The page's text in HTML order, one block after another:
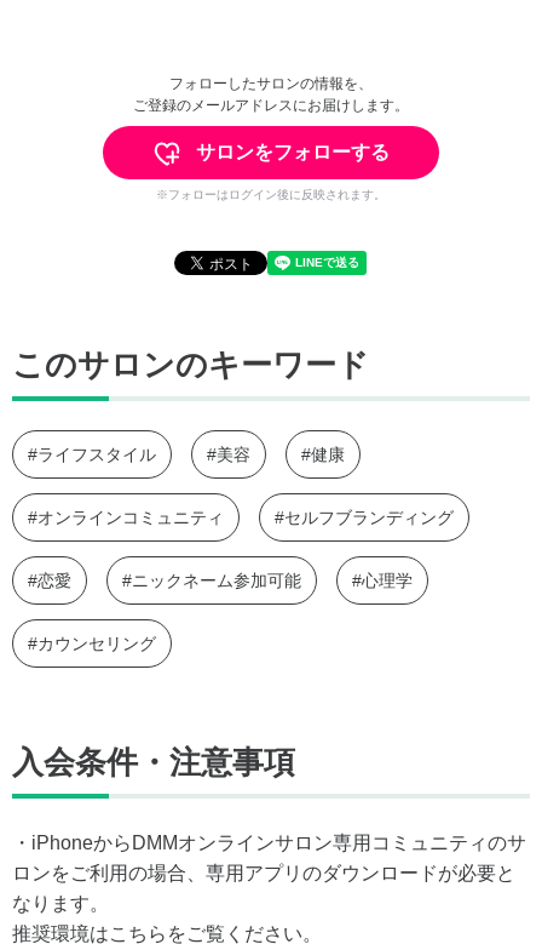
フォローしたサロンの情報を、
ご登録のメールアドレスにお届けします。
サロンをフォローする
※フォローはログイン後に反映されます。
このサロンのキーワード
#ライフスタイル #美容 #健康
#オンラインコミュニティ #セルフブランディング
#恋愛 #ニックネーム参加可能 #心理学
#カウンセリング
入会条件・注意事項
・iPhoneからDMMオンラインサロン専用コミュニティのサ
ロンをご利用の場合、専用アプリのダウンロードが必要と
なります。
推奨環境はこちらをご覧ください。